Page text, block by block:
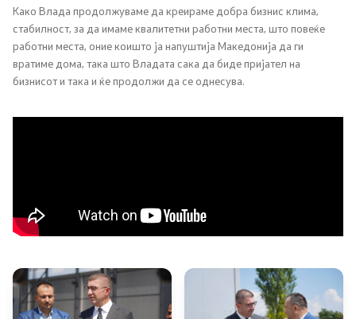
Изјава за пристапност
Како Влада продолжуваме да креираме добра бизнис клима,
стабилност, за да имаме квалитетни работни места, што повеќе
работни места, оние коишто ја напуштија Македонија да ги
вратиме дома, така што Владата сака да биде пријател на
бизнисот и така и ќе продолжи да се однесува.